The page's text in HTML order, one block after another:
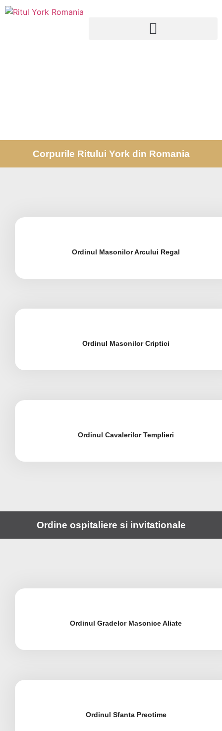
Corpurile Ritului York din Romania
Ordinul Masonilor Arcului Regal
Ordinul Masonilor Criptici
Ordinul Cavalerilor Templieri
Ordine ospitaliere si invitationale
Ordinul Gradelor Masonice Aliate
Ordinul Sfanta Preotime